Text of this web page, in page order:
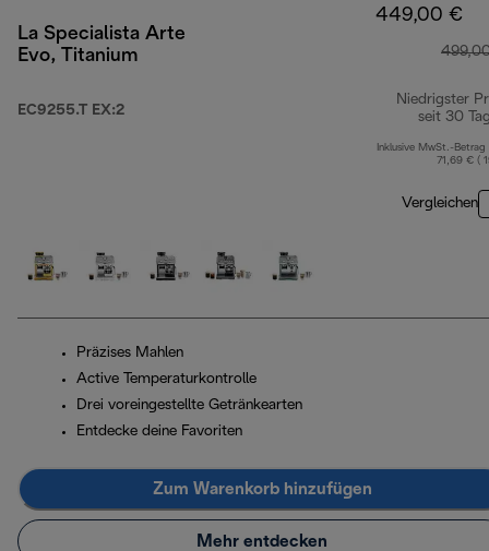
La Specialista Arte
Evo, Titanium
EC9255.T EX:2
449,00 €
Niedrigster
seit 30
Inklusive MwSt.-Betrag
71,69 € (
Vergleichen
Präzises Mahlen
Active Temperaturkontrolle
Drei voreingestellte Getränkearten
Entdecke deine Favoriten
Zum Warenkorb hinzufügen
Mehr entdecken